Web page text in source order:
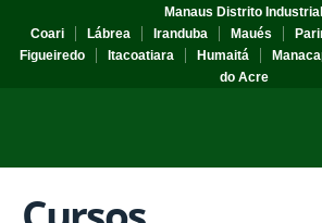
Manaus Distrito Industrial
Coari
Lábrea Iranduba Maués
Figueiredo
Itacoatiara Humaitá
do Acre